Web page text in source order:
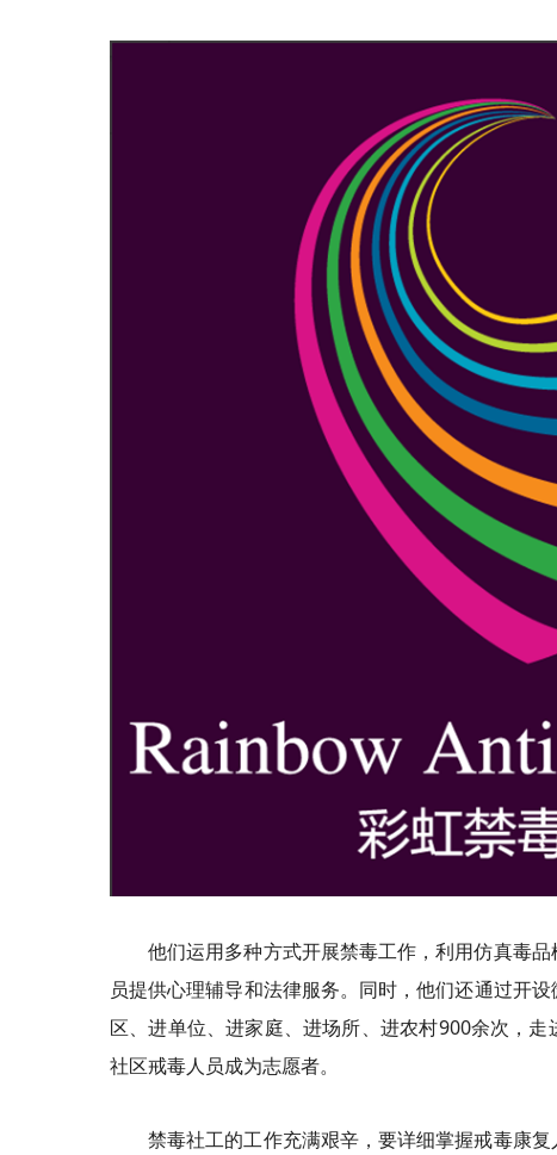
他们运用多种方式开展禁毒工作，利用仿真毒
员提供心理辅导和法律服务。同时，他们还通过开
区、进单位、进家庭、进场所、进农村900余次，
社区戒毒人员成为志愿者。
禁毒社工的工作充满艰辛，要详细掌握戒毒康